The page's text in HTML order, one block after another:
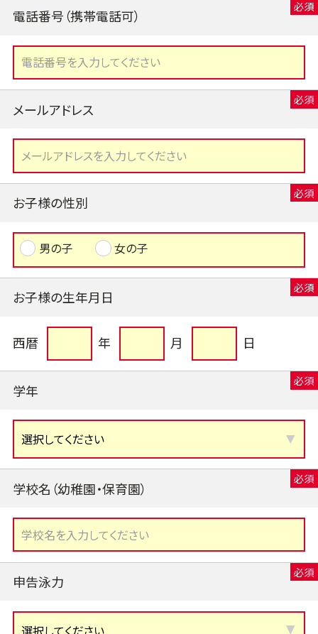
電話番号（携帯電話可）
メールアドレス
お子様の性別
男の子 女の子
お子様の生年月日
西暦 年 月 日
学年
学校名（幼稚園・保育園）
申告泳力